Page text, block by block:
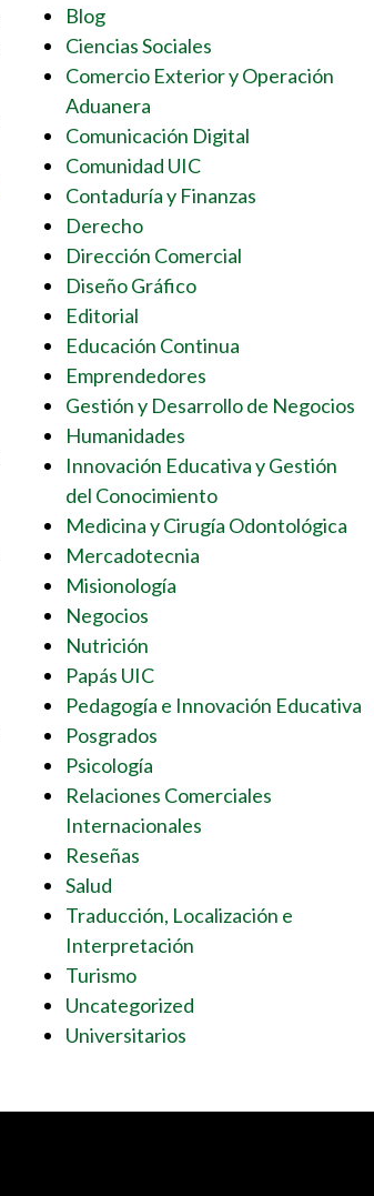
Blog
Ciencias Sociales
Comercio Exterior y Operación
Aduanera
Comunicación Digital
Comunidad UIC
Contaduría y Finanzas
Derecho
Dirección Comercial
Diseño Gráfico
Editorial
Educación Continua
Emprendedores
Gestión y Desarrollo de Negocios
Humanidades
Innovación Educativa y Gestión
del Conocimiento
Medicina y Cirugía Odontológica
Mercadotecnia
Misionología
Negocios
Nutrición
Papás UIC
Pedagogía e Innovación Educativa
Posgrados
Psicología
Relaciones Comerciales
Internacionales
Reseñas
Salud
Traducción, Localización e
Interpretación
Turismo
Uncategorized
Universitarios